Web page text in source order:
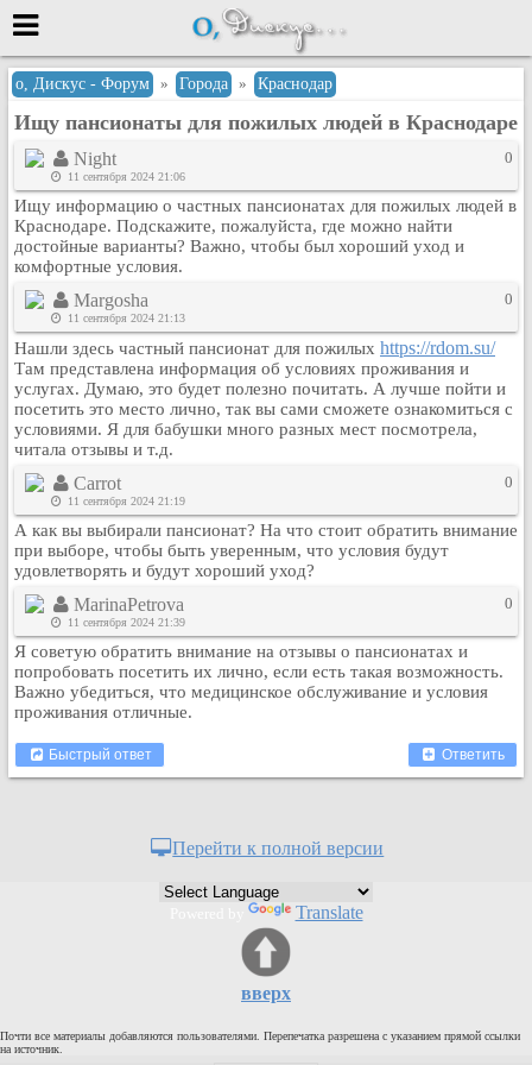
Меню
или войти через
Вход с 7ooo.ru
Регистрация
Забыли пароль?
Данные авторизации одинаковые с
сайтом 7ooo.ru
Форумы
Главная
Поиск
Новые сообщения
Беседы
Игры
Кулинария
Физкультура и спорт
Видео и Кино
Авто. Мото.
Космос
Домашние питомцы
Медицина
Компьютер
Объявления
о, Дискус - Форум » Города » Краснодар
Ищу пансионаты для пожилых людей в Краснодаре
Night
11 сентября 2024 21:06
0
Ищу информацию о частных пансионатах для пожилых людей в
Краснодаре. Подскажите, пожалуйста, где можно найти
достойные варианты? Важно, чтобы был хороший уход и
комфортные условия.
Margosha
11 сентября 2024 21:13
0
Нашли здесь частный пансионат для пожилых https://rdom.su/
Там представлена информация об условиях проживания и
услугах. Думаю, это будет полезно почитать. А лучше пойти и
посетить это место лично, так вы сами сможете ознакомиться с
условиями. Я для бабушки много разных мест посмотрела,
читала отзывы и т.д.
Carrot
11 сентября 2024 21:19
0
А как вы выбирали пансионат? На что стоит обратить внимание
при выборе, чтобы быть уверенным, что условия будут
удовлетворять и будут хороший уход?
MarinaPetrova
11 сентября 2024 21:39
0
Я советую обратить внимание на отзывы о пансионатах и
попробовать посетить их лично, если есть такая возможность.
Важно убедиться, что медицинское обслуживание и условия
проживания отличные.
Быстрый ответ Ответить
Перейти к полной версии
Translate
вверх
Почти все материалы добавляются пользователями. Перепечатка разрешена с указанием прямой ссылки
на источник.